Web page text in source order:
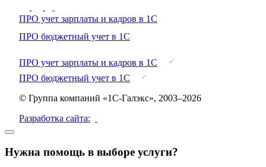
ПРО учет зарплаты и кадров в 1С
ПРО бюджетный учет в 1С
ПРО учет зарплаты и кадров в 1С
ПРО бюджетный учет в 1С
© Группа компаний «1С-Галэкс», 2003–2026
Разработка сайта:
Нужна помощь в выборе услуги?